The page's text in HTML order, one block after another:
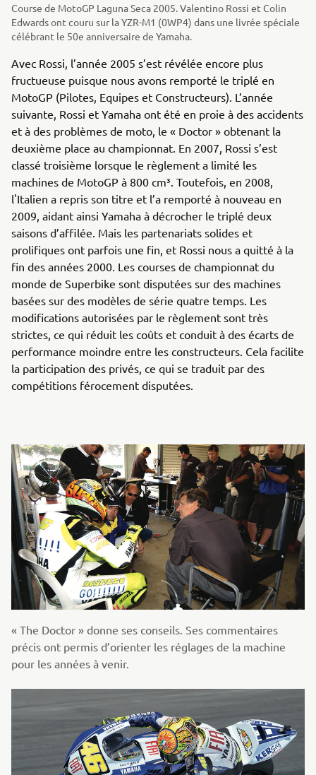
Course de MotoGP Laguna Seca 2005. Valentino Rossi et Colin
Edwards ont couru sur la YZR-M1 (0WP4) dans une livrée spéciale
célébrant le 50e anniversaire de Yamaha.
Avec Rossi, l’année 2005 s’est révélée encore plus
fructueuse puisque nous avons remporté le triplé en
MotoGP (Pilotes, Equipes et Constructeurs). L’année
suivante, Rossi et Yamaha ont été en proie à des accidents
et à des problèmes de moto, le « Doctor » obtenant la
deuxième place au championnat. En 2007, Rossi s’est
classé troisième lorsque le règlement a limité les
machines de MotoGP à 800 cm³. Toutefois, en 2008,
l'Italien a repris son titre et l’a remporté à nouveau en
2009, aidant ainsi Yamaha à décrocher le triplé deux
saisons d’affilée. Mais les partenariats solides et
prolifiques ont parfois une fin, et Rossi nous a quitté à la
fin des années 2000. Les courses de championnat du
monde de Superbike sont disputées sur des machines
basées sur des modèles de série quatre temps. Les
modifications autorisées par le règlement sont très
strictes, ce qui réduit les coûts et conduit à des écarts de
performance moindre entre les constructeurs. Cela facilite
la participation des privés, ce qui se traduit par des
compétitions férocement disputées.
« The Doctor » donne ses conseils. Ses commentaires
précis ont permis d’orienter les réglages de la machine
pour les années à venir.